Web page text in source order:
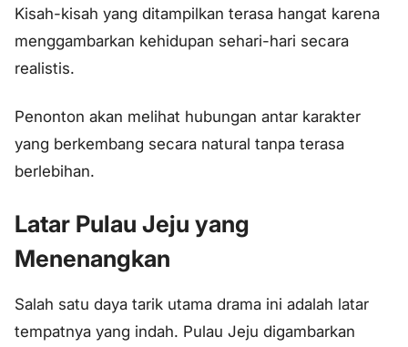
Kisah-kisah yang ditampilkan terasa hangat karena
menggambarkan kehidupan sehari-hari secara
realistis.
Penonton akan melihat hubungan antar karakter
yang berkembang secara natural tanpa terasa
berlebihan.
Latar Pulau Jeju yang
Menenangkan
Salah satu daya tarik utama drama ini adalah latar
tempatnya yang indah. Pulau Jeju digambarkan